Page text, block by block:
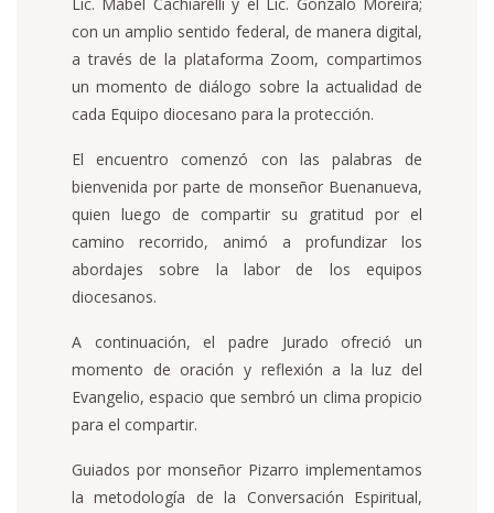
con un amplio sentido federal, de manera digital,
a través de la plataforma Zoom, compartimos
un momento de diálogo sobre la actualidad de
cada Equipo diocesano para la protección.
El encuentro comenzó con las palabras de
bienvenida por parte de monseñor Buenanueva,
quien luego de compartir su gratitud por el
camino recorrido, animó a profundizar los
abordajes sobre la labor de los equipos
diocesanos.
A continuación, el padre Jurado ofreció un
momento de oración y reflexión a la luz del
Evangelio, espacio que sembró un clima propicio
para el compartir.
Guiados por monseñor Pizarro implementamos
la metodología de la Conversación Espiritual,